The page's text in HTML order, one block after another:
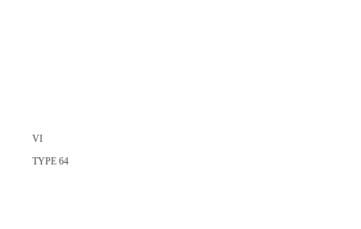
VI
TYPE 64